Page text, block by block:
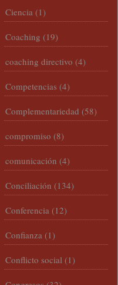
Ciencia (1)
Coaching (19)
coaching directivo (4)
Competencias (4)
Complementariedad (58)
compromiso (8)
comunicación (4)
Conciliación (134)
Conferencia (12)
Confianza (1)
Conflicto social (1)